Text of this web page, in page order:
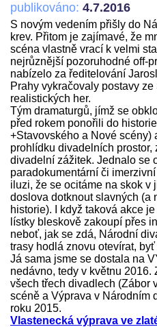
publikováno: 4.7.2016
S novým vedením přišly do
krev. Přitom je zajímavé, že
scéna vlastně vrací k velmi
nejrůznější pozoruhodné off-
nabízelo za ředitelování
Prahy vykračovaly postavy
realistických her.
Tým dramaturgů, jímž se
před rokem ponořili do
+Stavovského a Nové
prohlídku divadelních
divadelní zážitek. Jednalo se
paradokumentární či
iluzi, že se ocitáme na skok v
doslova dotknout slavných (a
historie). I když taková akce
lístky bleskově zakoupí přes
neboť, jak se zdá, Národní
trasy hodlá znovu otevírat,
Já sama jsme se dostala na
nedávno, tedy v květnu
všech třech divadlech (Zábor
scéně a Výprava v Národním
roku 2015.
Vlastenecká výprava ve